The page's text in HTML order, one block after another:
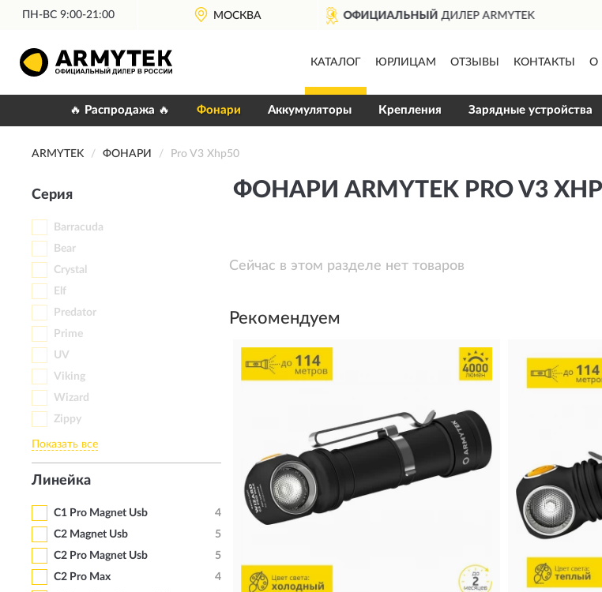
ПН-ВС 9:00-21:00 МОСКВА
ОФИЦИАЛЬНЫЙДИЛЕР ARMYTEK ДОСТАВИМ
КАТАЛОГ ЮРЛИЦАМ ОТЗЫВЫ КОНТАКТЫ О
🔥 Распродажа 🔥 Фонари Аккумуляторы Крепления Зарядные устройства
ARMYTEK ФОНАРИ Pro V3 Xhp50
Серия
Barracuda
Bear
Crystal
Elf
Predator
Prime
UV
Viking
Wizard
Zippy
Показать все
Линейка
C1 Pro Magnet Usb
4
C2 Magnet Usb
5
C2 Pro Magnet Usb
5
C2 Pro Max
4
ФОНАРИ ARMYTEK PRO V3
Сейчас в этом разделе нет товаров
Рекомендуем